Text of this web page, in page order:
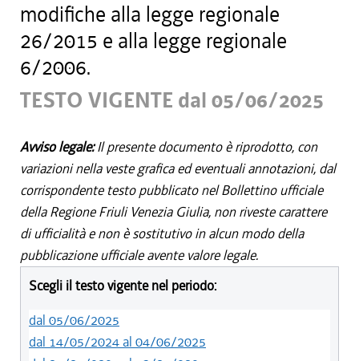
modifiche alla legge regionale
26/2015 e alla legge regionale
6/2006.
TESTO VIGENTE dal 05/06/2025
Avviso legale:Il presente documento è riprodotto, con
variazioni nella veste grafica ed eventuali annotazioni, dal
corrispondente testo pubblicato nel Bollettino ufficiale
della Regione Friuli Venezia Giulia, non riveste carattere
di ufficialità e non è sostitutivo in alcun modo della
pubblicazione ufficiale avente valore legale.
Scegli il testo vigente nel periodo:
dal 05/06/2025
dal 14/05/2024 al 04/06/2025